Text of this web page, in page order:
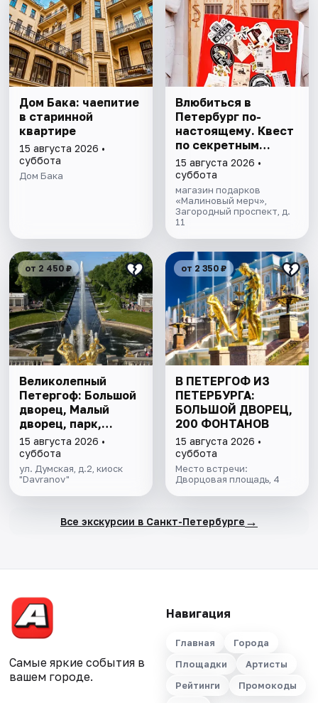
Дом Бака: чаепитие
в старинной
квартире
15 августа 2026 •
суббота
Дом Бака
Влюбиться в
Петербург по-
настоящему. Квест
по секретным
местам
15 августа 2026 •
суббота
магазин подарков
«Малиновый мерч»,
Загородный проспект, д.
11
от 2 450 ₽
Великолепный
Петергоф: Большой
дворец, Малый
дворец, парк,
фонтаны
15 августа 2026 •
суббота
ул. Думская, д.2, киоск
"Davranov"
от 2 350 ₽
В ПЕТЕРГОФ ИЗ
ПЕТЕРБУРГА:
БОЛЬШОЙ ДВОРЕЦ,
200 ФОНТАНОВ
15 августа 2026 •
суббота
Место встречи:
Дворцовая площадь, 4
Все экскурсии в Санкт-Петербурге →
Самые яркие события в
вашем городе.
Навигация
Главная
Города
Площадки
Артисты
Рейтинги
Промокоды